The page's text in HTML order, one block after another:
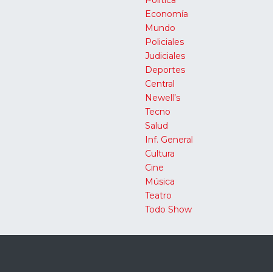
Economía
Mundo
Policiales
Judiciales
Deportes
Central
Newell’s
Tecno
Salud
Inf. General
Cultura
Cine
Música
Teatro
Todo Show